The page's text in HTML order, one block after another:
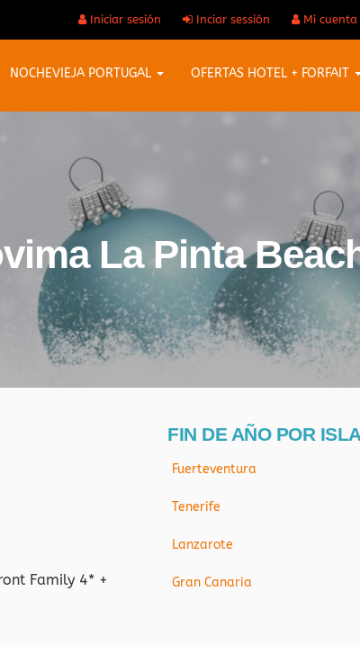
Iniciar sesión Inciar sessión Mi cuenta
NOCHEVIEJA PORTUGAL OFERTAS HOTEL + FORFAIT
La Pinta
Family 4* +
FIN DE AÑO POR
Fuerteventura
Tenerife
Lanzarote
Gran Canaria